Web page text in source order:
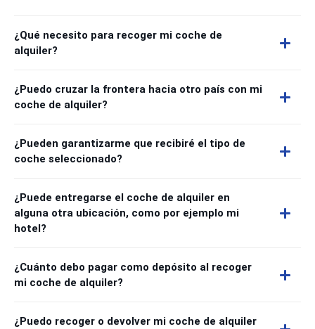
¿Qué necesito para recoger mi coche de
alquiler?
¿Puedo cruzar la frontera hacia otro país con mi
coche de alquiler?
¿Pueden garantizarme que recibiré el tipo de
coche seleccionado?
¿Puede entregarse el coche de alquiler en
alguna otra ubicación, como por ejemplo mi
hotel?
¿Cuánto debo pagar como depósito al recoger
mi coche de alquiler?
¿Puedo recoger o devolver mi coche de alquiler